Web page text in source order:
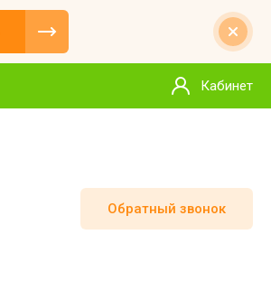
Кабинет
Обратный звонок